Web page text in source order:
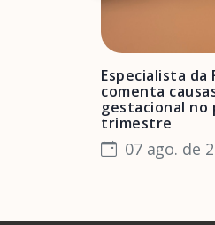
Especialista da
comenta
gestacional no
trimestre
07 ago. de